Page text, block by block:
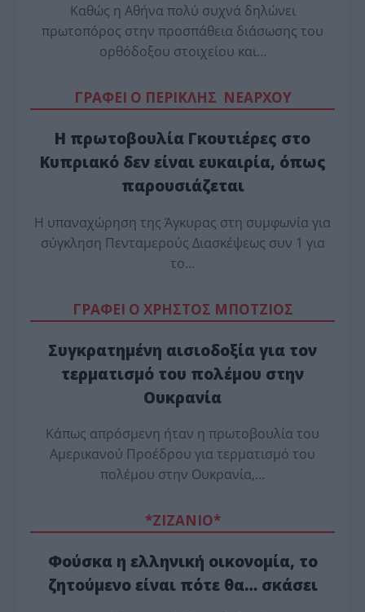
Καθώς η Αθήνα πολύ συχνά δηλώνει
πρωτοπόρος στην προσπάθεια διάσωσης του
ορθόδοξου στοιχείου και…
ΓΡΑΦΕΙ Ο ΠΕΡΙΚΛΗΣ ΝΕΑΡΧΟΥ
Η πρωτοβουλία Γκουτιέρες στο
Κυπριακό δεν είναι ευκαιρία, όπως
παρουσιάζεται
Η υπαναχώρηση της Άγκυρας στη συμφωνία για
σύγκληση Πενταμερούς Διασκέψεως συν 1 για
το…
ΓΡΑΦΕΙ Ο ΧΡΗΣΤΟΣ ΜΠΟΤΖΙΟΣ
Συγκρατημένη αισιοδοξία για τον
τερματισμό του πολέμου στην
Ουκρανία
Κάπως απρόσμενη ήταν η πρωτοβουλία του
Αμερικανού Προέδρου για τερματισμό του
πολέμου στην Ουκρανία,…
*ZΙΖΑΝΙΟ*
Φούσκα η ελληνική οικονομία, το
ζητούμενο είναι πότε θα… σκάσει